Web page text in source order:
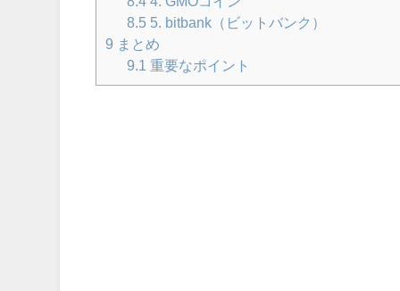
8.5 5. bitbank（ビットバンク）
9 まとめ
9.1 重要なポイント